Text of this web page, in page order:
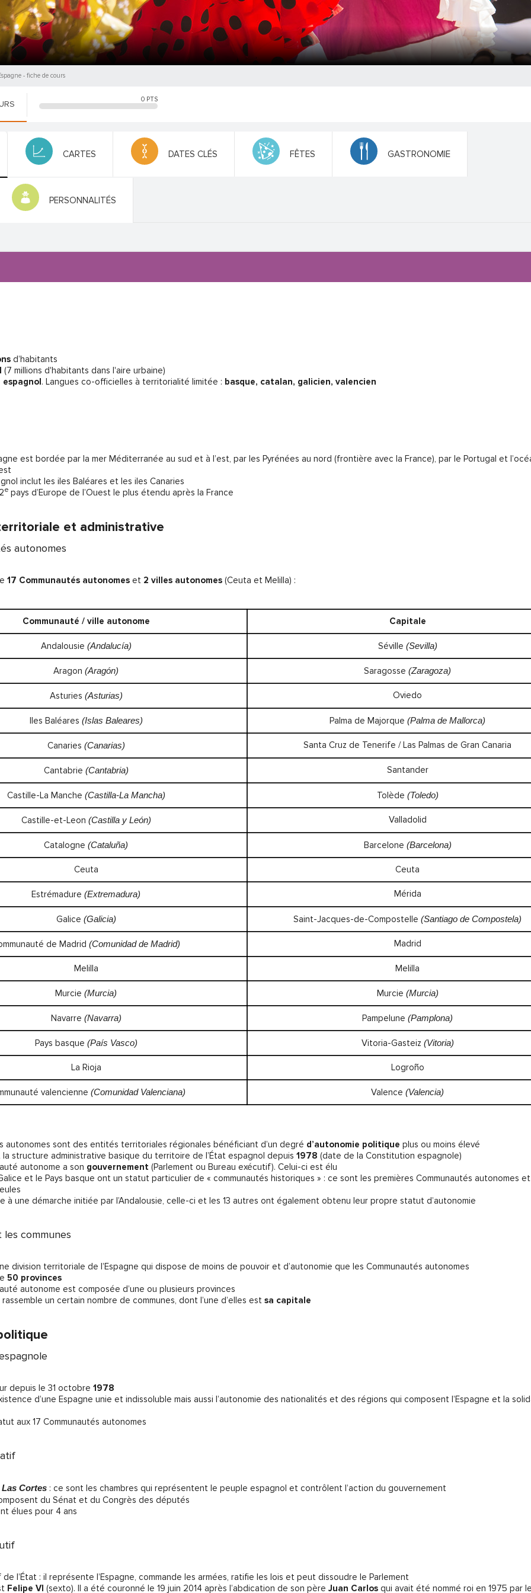
- fiche de cours
0 PTS
CARTES DATES CLÉS FÊTES GASTRONOMIE
PERSONNALITÉS
d’habitants
(7 millions d'habitants dans l'aire urbaine)
espagnol. Langues co-officielles à territorialité limitée : basque, catalan, galicien, valencien
est bordée par la mer Méditerranée au sud et à l’est, par les Pyrénées au nord (frontière avec la France), par le Portugal et
inclut les iles Baléares et les iles Canaries
e pays d’Europe de l’Ouest le plus étendu après la France
et administrative
autonomes
17 Communautés autonomeset2 villes autonomes (Ceuta et Melilla) :
Communauté / ville autonome Capitale
Andalousie (Andalucía) Séville (Sevilla)
Aragon(Aragón) Saragosse(Zaragoza)
Asturies (Asturias) Oviedo
Iles Baléares (Islas Baleares) Palma de Majorque(Palma de Mallorca)
Canaries (Canarias) Santa Cruz de Tenerife / Las Palmas de Gran Canaria
Cantabrie (Cantabria) Santander
Castille-La Manche (Castilla-La Mancha) Tolède (Toledo)
Castille-et-Leon (Castilla y León) Valladolid
Catalogne (Cataluña) Barcelone (Barcelona)
Ceuta Ceuta
Estrémadure (Extremadura) Mérida
Galice (Galicia) Saint-Jacques-de-Compostelle(Santiago de Compostela)
de Madrid(Comunidad de Madrid) Madrid
Melilla Melilla
Murcie(Murcia) Murcie (Murcia)
Navarre (Navarra) Pampelune (Pamplona)
Pays basque (País Vasco) Vitoria-Gasteiz (Vitoria)
La Rioja Logroño
valencienne(Comunidad Valenciana) Valence (Valencia)
autonomes sont des entités territoriales régionales bénéficiant d’un degré d’autonomie politique plus ou moins élevé
structure administrative basique du territoire de l’État espagnol depuis 1978 (date de la Constitution espagnole)
autonome a son gouvernement (Parlement ou Bureau exécutif). Celui-ci est élu
et le Pays basque ont un statut particulier de « communautés historiques » : ce sont les premières Communautés autonomes et
à une démarche initiée par l’Andalousie, celle-ci et les 13 autres ont également obtenu leur propre statut d’autonomie
communes
division territoriale de l’Espagne qui dispose de moins de pouvoir et d’autonomie que les Communautés autonomes
50 provinces
autonome est composée d’une ou plusieurs provinces
un certain nombre de communes, dont l’une d’elles est sa capitale
depuis le 31 octobre 1978
d’une Espagne unie et indissoluble mais aussi l’autonomie des nationalités et des régions qui composent l’Espagne et la
aux 17 Communautés autonomes
Las Cortes: ce sont les chambres qui représentent le peuple espagnol et contrôlent l’action du gouvernement
du Sénat et du Congrès des députés
élues pour 4 ans
l’État : il représente l’Espagne, commande les armées, ratifie les lois et peut dissoudre le Parlement
Felipe VI (sexto). Il a été couronné le 19 juin 2014 après l’abdication de son père Juan Carlosqui avait été nommé roi en 1975 par